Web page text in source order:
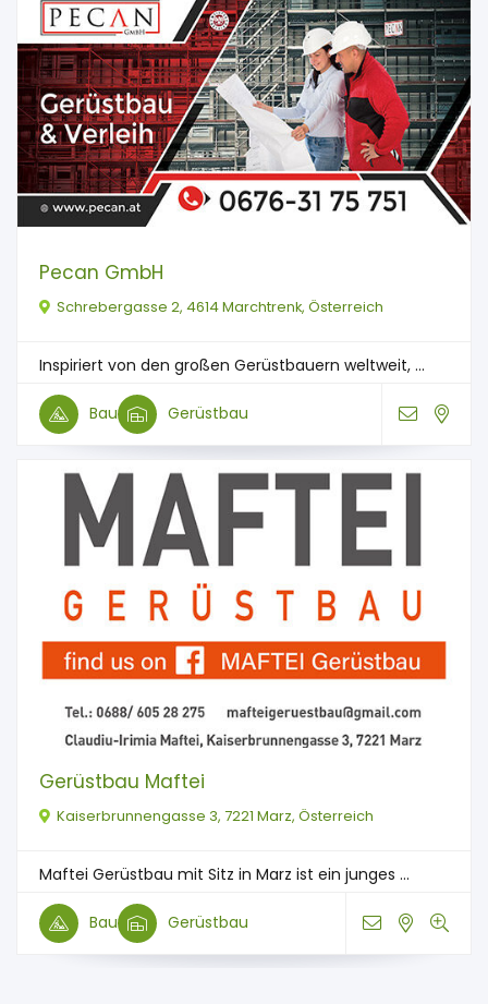
Pecan GmbH
Schrebergasse 2, 4614 Marchtrenk, Österreich
Inspiriert von den großen Gerüstbauern weltweit, ...
Bau Gerüstbau
Gerüstbau Maftei
Kaiserbrunnengasse 3, 7221 Marz, Österreich
Maftei Gerüstbau mit Sitz in Marz ist ein junges ...
Bau Gerüstbau